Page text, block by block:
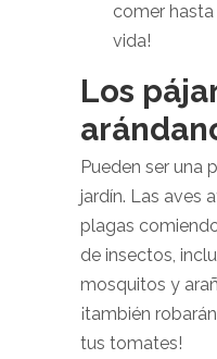
comer
vida!
Los
Pueden ser una
jardín. Las aves
plagas
de insectos,
mosquitos y
¡también
tus tomates!